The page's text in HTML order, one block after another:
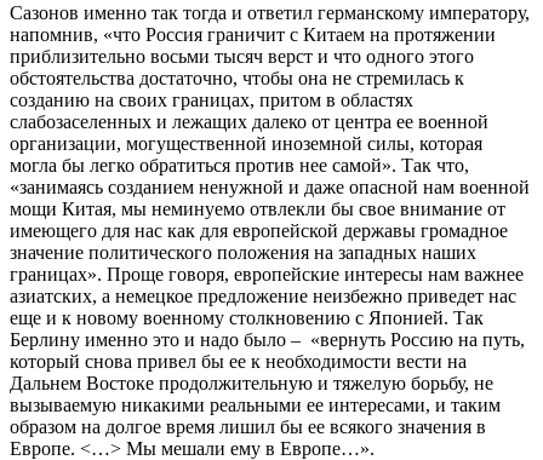
Сазонов именно так тогда и ответил германскому императору,
напомнив, «что Россия граничит с Китаем на протяжении
приблизительно восьми тысяч верст и что одного этого
обстоятельства достаточно, чтобы она не стремилась к
созданию на своих границах, притом в областях
слабозаселенных и лежащих далеко от центра ее военной
организации, могущественной иноземной силы, которая
могла бы легко обратиться против нее самой». Так что,
«занимаясь созданием ненужной и даже опасной нам военной
мощи Китая, мы неминуемо отвлекли бы свое внимание от
имеющего для нас как для европейской державы громадное
значение политического положения на западных наших
границах». Проще говоря, европейские интересы нам важнее
азиатских, а немецкое предложение неизбежно приведет нас
еще и к новому военному столкновению с Японией. Так
Берлину именно это и надо было – «вернуть Россию на путь,
который снова привел бы ее к необходимости вести на
Дальнем Востоке продолжительную и тяжелую борьбу, не
вызываемую никакими реальными ее интересами, и таким
образом на долгое время лишил бы ее всякого значения в
Европе. <…> Мы мешали ему в Европе…».